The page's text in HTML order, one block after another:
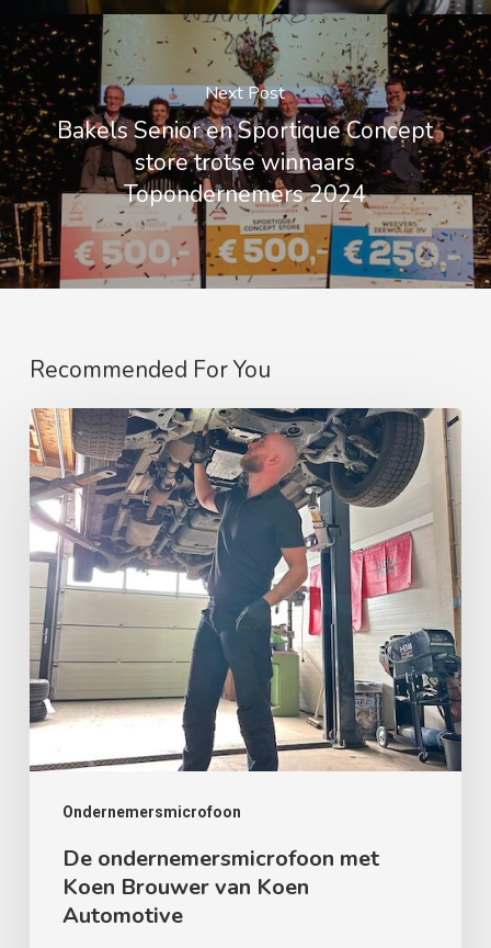
Next Post
Bakels Senior en Sportique Concept
store trotse winnaars
Topondernemers 2024
Recommended For You
Ondernemersmicrofoon
De
ondernemersmicrofoon
met
Koen
Brouwer
van
Koen
Automotive
De ondernemersmicrofoon met
Koen Brouwer van Koen
Automotive